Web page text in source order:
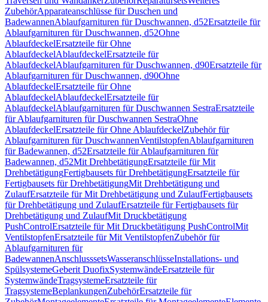
ZubehörApparateanschlüsse für Duschen und
BadewannenAblaufgarnituren für Duschwannen, d52Ersatzteile für
Ablaufgarnituren für Duschwannen, d52Ohne
AblaufdeckelErsatzteile für Ohne
AblaufdeckelAblaufdeckelErsatzteile für
AblaufdeckelAblaufgarnituren für Duschwannen, d90Ersatzteile für
Ablaufgarnituren für Duschwannen, d90Ohne
AblaufdeckelErsatzteile für Ohne
AblaufdeckelAblaufdeckelErsatzteile für
AblaufdeckelAblaufgarnituren für Duschwannen SestraErsatzteile
für Ablaufgarnituren für Duschwannen SestraOhne
AblaufdeckelErsatzteile für Ohne AblaufdeckelZubehör für
Ablaufgarnituren für DuschwannenVentilstopfenAblaufgarnituren
für Badewannen, d52Ersatzteile für Ablaufgarnituren für
Badewannen, d52Mit DrehbetätigungErsatzteile für Mit
DrehbetätigungFertigbausets für DrehbetätigungErsatzteile für
Fertigbausets für DrehbetätigungMit Drehbetätigung und
ZulaufErsatzteile für Mit Drehbetätigung und ZulaufFertigbausets
für Drehbetätigung und ZulaufErsatzteile für Fertigbausets für
Drehbetätigung und ZulaufMit Druckbetätigung
PushControlErsatzteile für Mit Druckbetätigung PushControlMit
VentilstopfenErsatzteile für Mit VentilstopfenZubehör für
Ablaufgarnituren für
BadewannenAnschlusssetsWasseranschlüsseInstallations- und
SpülsystemeGeberit DuofixSystemwändeErsatzteile für
SystemwändeTragsystemeErsatzteile für
TragsystemeBeplankungenZubehörErsatzteile für